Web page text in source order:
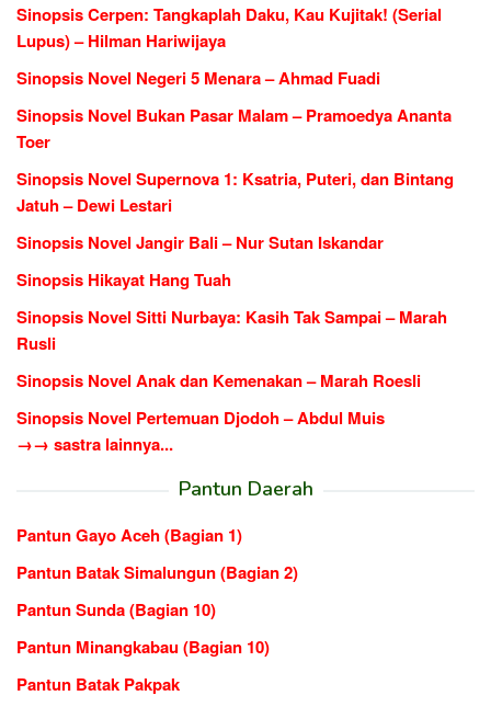
Sinopsis Cerpen: Tangkaplah Daku, Kau Kujitak! (Serial
Lupus) – Hilman Hariwijaya
Sinopsis Novel Negeri 5 Menara – Ahmad Fuadi
Sinopsis Novel Bukan Pasar Malam – Pramoedya Ananta
Toer
Sinopsis Novel Supernova 1: Ksatria, Puteri, dan Bintang
Jatuh – Dewi Lestari
Sinopsis Novel Jangir Bali – Nur Sutan Iskandar
Sinopsis Hikayat Hang Tuah
Sinopsis Novel Sitti Nurbaya: Kasih Tak Sampai – Marah
Rusli
Sinopsis Novel Anak dan Kemenakan – Marah Roesli
Sinopsis Novel Pertemuan Djodoh – Abdul Muis
→→ sastra lainnya...
Pantun Daerah
Pantun Gayo Aceh (Bagian 1)
Pantun Batak Simalungun (Bagian 2)
Pantun Sunda (Bagian 10)
Pantun Minangkabau (Bagian 10)
Pantun Batak Pakpak